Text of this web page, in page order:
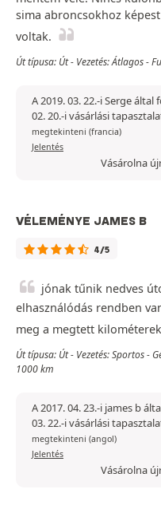
sima abroncsokhoz
voltak.
Út típusa: Út - Vezetés: Átlagos -
A 2019. 03. 22.-i Serge
02. 20.-i vásárlási
megtekinteni (francia)
Jelentés
Vásárolna
VÉLEMÉNYE JAMES B
4/5
jónak tűnik nedves
elhasználódás rendben
meg a megtett
Út típusa: Út - Vezetés: Sportos -
1000 km
A 2017. 04. 23.-i james b
03. 22.-i vásárlási
megtekinteni (angol)
Jelentés
Vásárolna